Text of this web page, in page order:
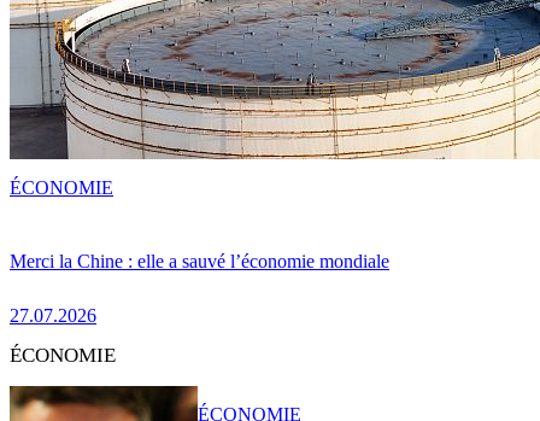
Merci la Chine : elle a sauvé l’économie mondiale
27.07.2026
ÉCONOMIE
ÉCONOMIE
ÉCONOMIE